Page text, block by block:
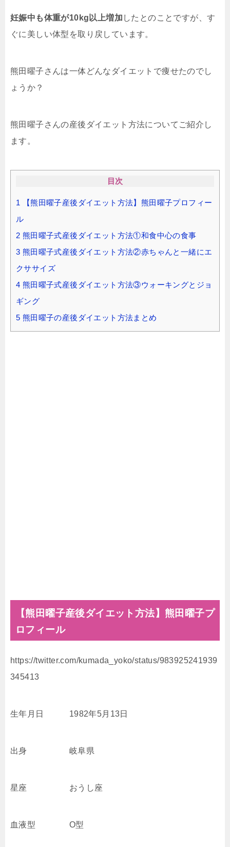
妊娠中も体重が10kg以上増加 したとのことですが、す
ぐに美しい体型を取り戻しています。
熊田曜子さんは一体どんなダイエットで痩せたのでし
ょうか？
熊田曜子さんの産後ダイエット方法についてご紹介し
ます。
目次
1 【熊田曜子産後ダイエット方法】熊田曜子プロフィー
ル
2 熊田曜子式産後ダイエット方法①和食中心の食事
3 熊田曜子式産後ダイエット方法②赤ちゃんと一緒にエ
クササイズ
4 熊田曜子式産後ダイエット方法③ウォーキングとジョ
ギング
5 熊田曜子の産後ダイエット方法まとめ
【熊田曜子産後ダイエット方法】熊田曜子プ
ロフィール
https://twitter.com/kumada_yoko/status/983925241939
345413
生年月日 1982年5月13日
出身 岐阜県
星座 おうし座
血液型 O型